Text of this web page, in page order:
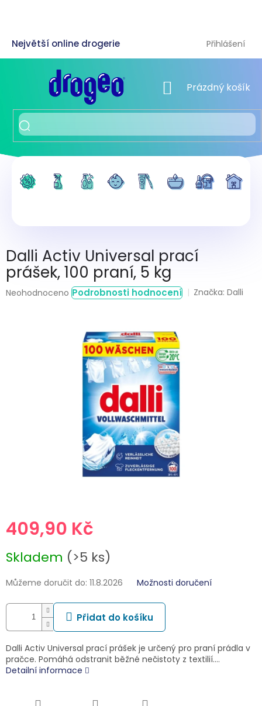
Přihlášení
NÁKUPNÍ KOŠÍK
Prázdný košík
Dalli Activ Universal prací
prášek, 100 praní, 5 kg
Průměrné
Neohodnoceno Podrobnosti hodnocení Značka:Dalli
409,90 Kč
cena:
Skladem (>5 ks)
Můžeme doručit do: 11.8.2026 Možnosti doručení
Přidat do košíku
Dalli Activ Universal prací prášek je určený pro praní prádla v
pračce. Pomáhá odstranit běžné nečistoty z textilií.…
Detailní informace